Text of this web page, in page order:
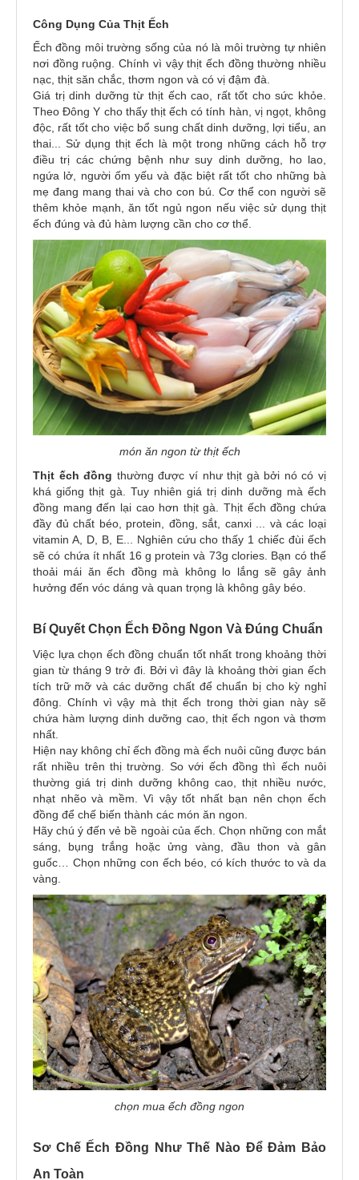
Công Dụng Của Thịt Ếch
Ếch đồng môi trường sống của nó là môi trường tự nhiên
nơi đồng ruộng. Chính vì vậy thịt ếch đồng thường nhiều
nạc, thịt săn chắc, thơm ngon và có vị đậm đà.
Giá trị dinh dưỡng từ thịt ếch cao, rất tốt cho sức khỏe.
Theo Đông Y cho thấy thịt ếch có tính hàn, vị ngọt, không
độc, rất tốt cho việc bổ sung chất dinh dưỡng, lợi tiểu, an
thai... Sử dụng thịt ếch là một trong những cách hỗ trợ
điều trị các chứng bệnh như suy dinh dưỡng, ho lao,
ngứa lở, người ốm yếu và đặc biệt rất tốt cho những bà
mẹ đang mang thai và cho con bú. Cơ thể con người sẽ
thêm khỏe mạnh, ăn tốt ngủ ngon nếu việc sử dụng thịt
ếch đúng và đủ hàm lượng cần cho cơ thể.
món ăn ngon từ thịt ếch
Thịt ếch đồng thường được ví như thịt gà bởi nó có vị
khá giống thịt gà. Tuy nhiên giá trị dinh dưỡng mà ếch
đồng mang đến lại cao hơn thịt gà. Thịt ếch đồng chứa
đầy đủ chất béo, protein, đồng, sắt, canxi ... và các loại
vitamin A, D, B, E... Nghiên cứu cho thấy 1 chiếc đùi ếch
sẽ có chứa ít nhất 16 g protein và 73g clories. Bạn có thể
thoải mái ăn ếch đồng mà không lo lắng sẽ gây ảnh
hưởng đến vóc dáng và quan trọng là không gây béo.
Bí Quyết Chọn Ếch Đồng Ngon Và Đúng Chuẩn
Việc lựa chọn ếch đồng chuẩn tốt nhất trong khoảng thời
gian từ tháng 9 trở đi. Bởi vì đây là khoảng thời gian ếch
tích trữ mỡ và các dưỡng chất để chuẩn bị cho kỳ nghỉ
đông. Chính vì vậy mà thịt ếch trong thời gian này sẽ
chứa hàm lượng dinh dưỡng cao, thịt ếch ngon và thơm
nhất.
Hiện nay không chỉ ếch đồng mà ếch nuôi cũng được bán
rất nhiều trên thị trường. So với ếch đồng thì ếch nuôi
thường giá trị dinh dưỡng không cao, thịt nhiều nước,
nhạt nhẽo và mềm. Vì vậy tốt nhất bạn nên chọn ếch
đồng để chế biến thành các món ăn ngon.
Hãy chú ý đến vẻ bề ngoài của ếch. Chọn những con mắt
sáng, bụng trắng hoặc ửng vàng, đầu thon và gân
guốc… Chọn những con ếch béo, có kích thước to và da
vàng.
chọn mua ếch đồng ngon
Sơ Chế Ếch Đồng Như Thế Nào Để Đảm Bảo
An Toàn